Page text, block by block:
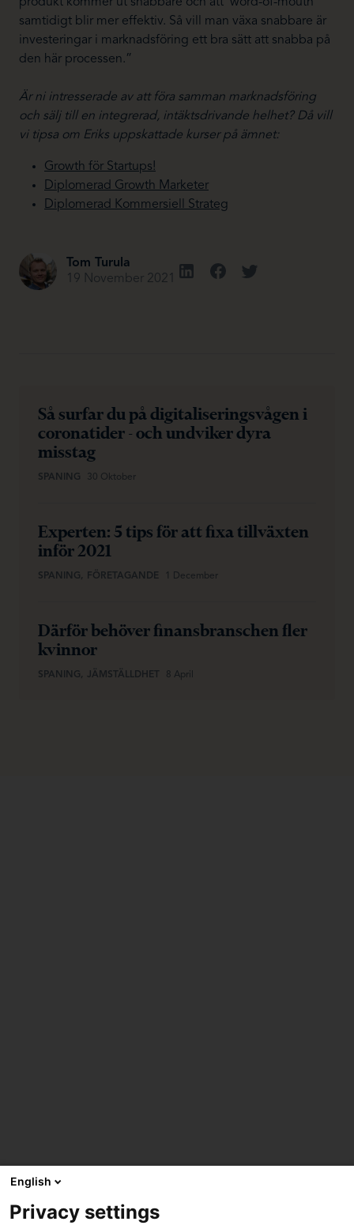
samtidigt blir mer effektiv. Så vill man växa snabbare är
investeringar i marknadsföring ett bra sätt att snabba på
den här processen.”
Är ni intresserade av att föra samman marknadsföring
och sälj till en integrerad, intäktsdrivande helhet? Då vill
vi tipsa om Eriks uppskattade kurser på ämnet:
Growth för Startups!
Diplomerad Growth Marketer
Diplomerad Kommersiell Strateg
Tom Turula
19 November 2021
Så surfar du på digitaliseringsvågen i
coronatider - och undviker dyra
misstag
SPANING 30 Oktober
Experten: 5 tips för att fixa tillväxten
inför 2021
SPANING, FÖRETAGANDE 1 December
Därför behöver finansbranschen fler
kvinnor
SPANING, JÄMSTÄLLDHET 8 April
English
Privacy settings